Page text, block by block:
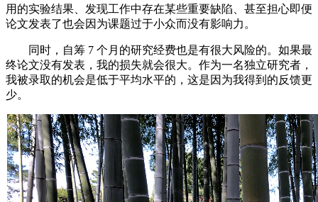
用的实验结果、发现工作中存在某些重要缺陷、甚至担心即便
论文发表了也会因为课题过于小众而没有影响力。
同时，自筹 7 个月的研究经费也是有很大风险的。如果最
终论文没有发表，我的损失就会很大。作为一名独立研究者，
我被录取的机会是低于平均水平的，这是因为我得到的反馈更
少。